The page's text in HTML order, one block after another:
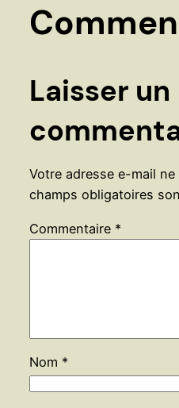
Laisser un
Votre adresse e-mail
champs obligatoires
Commentaire *
Nom *